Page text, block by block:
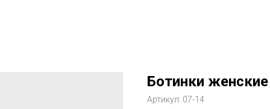
Ботинки
Артикул: 07-14